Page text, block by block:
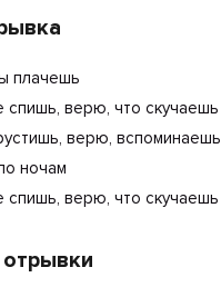
плачешь
спишь, верю, что скучаешь
верю, вспоминаешь
ночам
спишь, верю, что скучаешь